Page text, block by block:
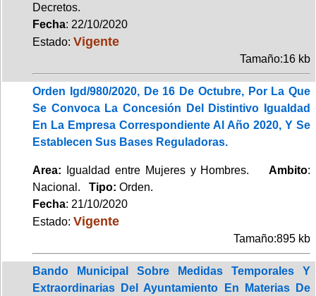
Decretos.
Fecha: 22/10/2020
Estado: Vigente
Tamaño:16 kb
Orden Igd/980/2020, De 16 De Octubre, Por La Que
Se Convoca La Concesión Del Distintivo Igualdad
En La Empresa Correspondiente Al Año 2020, Y Se
Establecen Sus Bases Reguladoras.
Area: Igualdad entre Mujeres y Hombres. Ambito:
Nacional. Tipo: Orden.
Fecha: 21/10/2020
Estado: Vigente
Tamaño:895 kb
Bando Municipal Sobre Medidas Temporales Y
Extraordinarias Del Ayuntamiento En Materias De